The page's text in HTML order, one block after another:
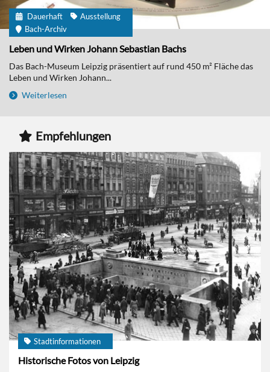
Dauerhaft
Ausstellung
Bach-Archiv
Leben und Wirken Johann Sebastian Bachs
Das Bach-Museum Leipzig präsentiert auf rund 450 m² Fläche das
Leben und Wirken Johann...
Weiterlesen
Empfehlungen
Stadtinformationen
Historische Fotos von Leipzig